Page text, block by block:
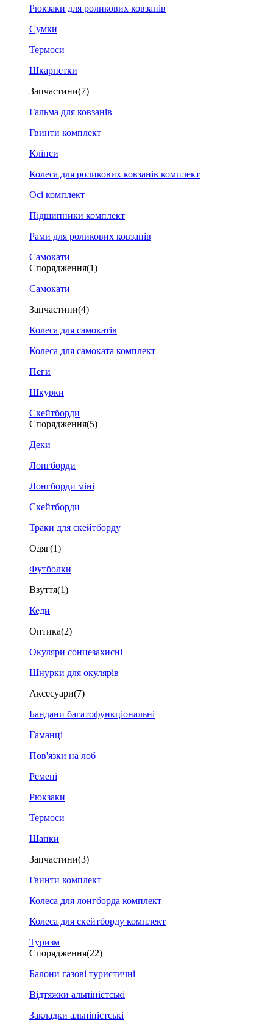
Рюкзаки для роликових ковзанів
Сумки
Термоси
Шкарпетки
Запчастини(7)
Гальма для ковзанів
Гвинти комплект
Кліпси
Колеса для роликових ковзанів комплект
Осі комплект
Підшипники комплект
Рами для роликових ковзанів
Самокати
Спорядження(1)
Самокати
Запчастини(4)
Колеса для самокатів
Колеса для самоката комплект
Пеги
Шкурки
Скейтборди
Спорядження(5)
Деки
Лонгборди
Лонгборди міні
Скейтборди
Траки для скейтборду
Одяг(1)
Футболки
Взуття(1)
Кеди
Оптика(2)
Окуляри сонцезахисні
Шнурки для окулярів
Аксесуари(7)
Бандани багатофункціональні
Гаманці
Пов'язки на лоб
Ремені
Рюкзаки
Термоси
Шапки
Запчастини(3)
Гвинти комплект
Колеса для лонгборда комплект
Колеса для скейтборду комплект
Туризм
Спорядження(22)
Балони газові туристичні
Відтяжки альпіністські
Закладки альпіністські